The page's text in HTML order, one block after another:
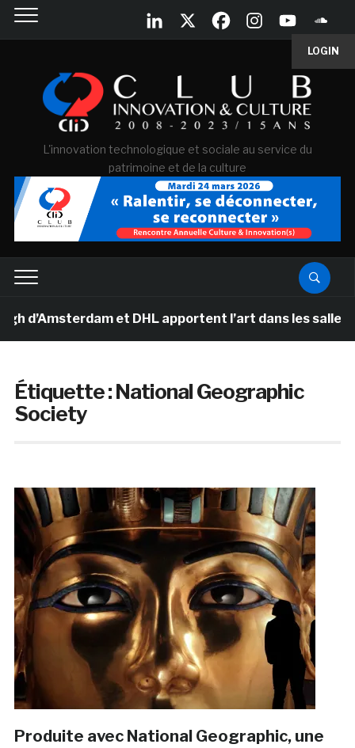
LOGIN
L'innovation technologique et sociale au service du
patrimoine et de la culture
d’Amsterdam et DHL apportent l’art dans les salles de
Étiquette :National Geographic
Society
Produite avec National Geographic, une